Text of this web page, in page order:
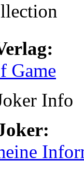
Game
Info